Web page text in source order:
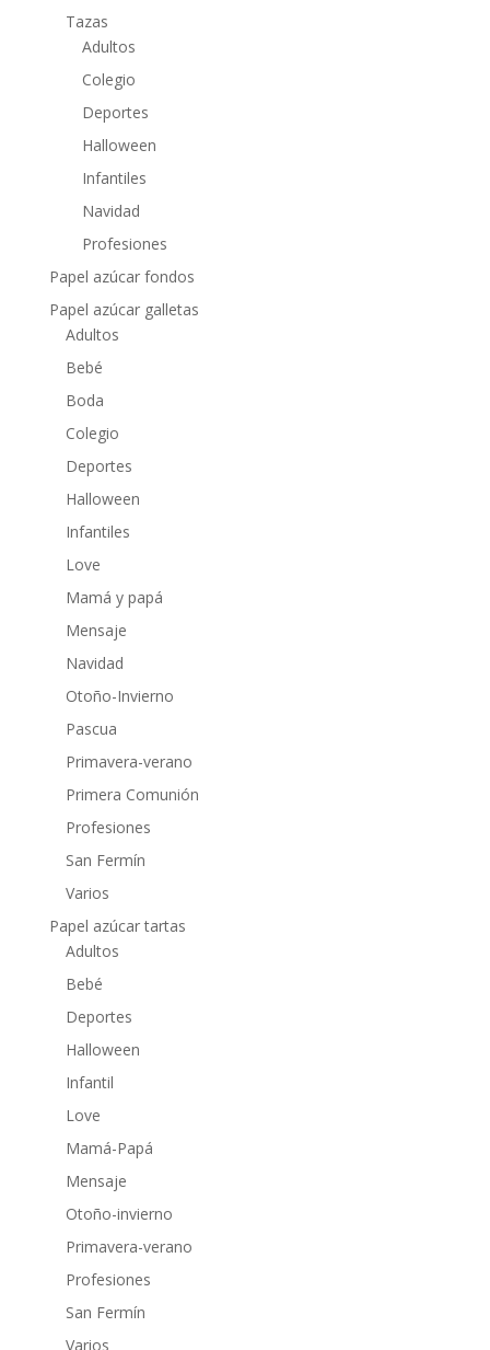
Tazas
Adultos
Colegio
Deportes
Halloween
Infantiles
Navidad
Profesiones
Papel azúcar fondos
Papel azúcar galletas
Adultos
Bebé
Boda
Colegio
Deportes
Halloween
Infantiles
Love
Mamá y papá
Mensaje
Navidad
Otoño-Invierno
Pascua
Primavera-verano
Primera Comunión
Profesiones
San Fermín
Varios
Papel azúcar tartas
Adultos
Bebé
Deportes
Halloween
Infantil
Love
Mamá-Papá
Mensaje
Otoño-invierno
Primavera-verano
Profesiones
San Fermín
Varios